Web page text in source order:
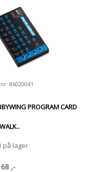
86020041
PROGRAM CARD
på lager
,-